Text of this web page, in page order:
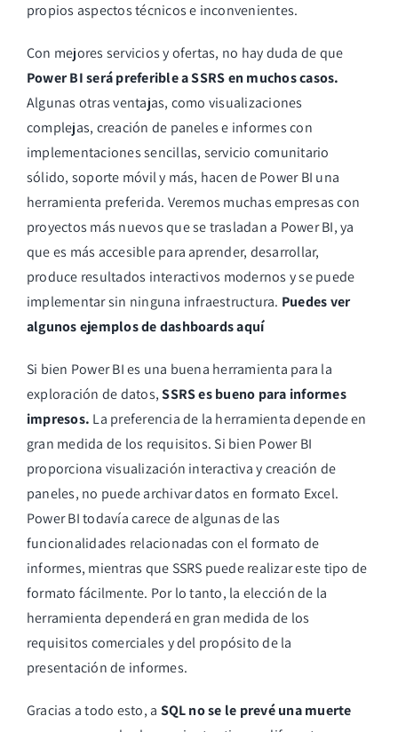
propios aspectos técnicos e inconvenientes.
Con mejores servicios y ofertas, no hay duda de que
Power BI será preferible a SSRS en muchos casos.
Algunas otras ventajas, como visualizaciones
complejas, creación de paneles e informes con
implementaciones sencillas, servicio comunitario
sólido, soporte móvil y más, hacen de Power BI una
herramienta preferida. Veremos muchas empresas con
proyectos más nuevos que se trasladan a Power BI, ya
que es más accesible para aprender, desarrollar,
produce resultados interactivos modernos y se puede
implementar sin ninguna infraestructura. Puedes ver
algunos ejemplos de dashboardsaquí
Si bien Power BI es una buena herramienta para la
exploración de datos,SSRS es bueno para informes
impresos. La preferencia de la herramienta depende en
gran medida de los requisitos. Si bien Power BI
proporciona visualización interactiva y creación de
paneles, no puede archivar datos en formato Excel.
Power BI todavía carece de algunas de las
funcionalidades relacionadas con el formato de
informes, mientras que SSRS puede realizar este tipo de
formato fácilmente. Por lo tanto, la elección de la
herramienta dependerá en gran medida de los
requisitos comerciales y del propósito de la
presentación de informes.
Gracias a todo esto, a SQL no se le prevé una muerte